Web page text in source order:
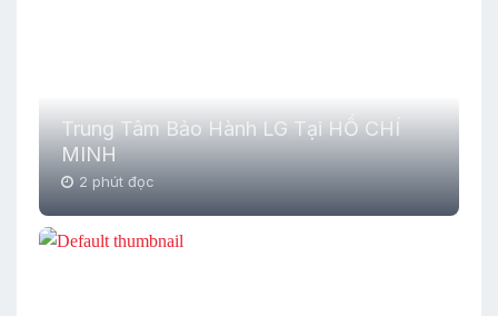
Trung Tâm Bảo Hành LG Tại HỒ CHÍ
MINH
2 phút đọc